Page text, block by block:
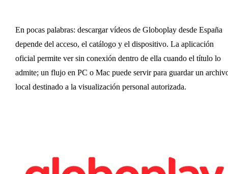
En pocas palabras: descargar vídeos de Globoplay desde España
depende del acceso, el catálogo y el dispositivo. La aplicación
oficial permite ver sin conexión dentro de ella cuando el título lo
admite; un flujo en PC o Mac puede servir para guardar un
local destinado a la visualización personal autorizada.